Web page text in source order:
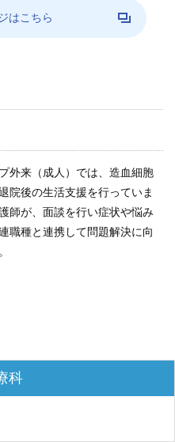
はこちら
外来（成人）では、造血細胞
院後の生活支援を行っていま
師が、面談を行い症状や悩み
職種と連携して問題解決に向
科